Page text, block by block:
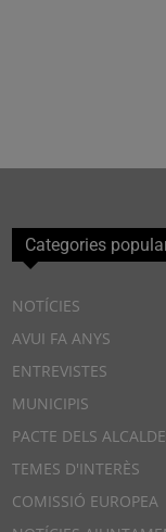
Categories
NOTÍCIES
AVUI FA ANYS
ENTREVISTES
MUNICIPIS
PACTE DELS
TEMES D'INTERÈS
COMISSIÓ EUROPEA